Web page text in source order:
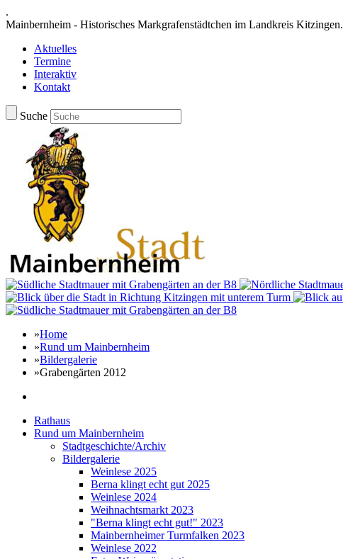
.
Mainbernheim - Historisches Markgrafenstädtchen im Landkreis Kitzingen.
Aktuelles
Termine
Interaktiv
Kontakt
Suche
»Home
»Rund um Mainbernheim
»Bildergalerie
»Grabengärten 2012
Rathaus
Rund um Mainbernheim
Stadtgeschichte/Archiv
Bildergalerie
Weinlese 2025
Berna klingt echt gut 2025
Weinlese 2024
Weihnachtsmarkt 2023
"Berna klingt echt gut!" 2023
Mainbernheimer Turmfalken 2023
Weinlese 2022